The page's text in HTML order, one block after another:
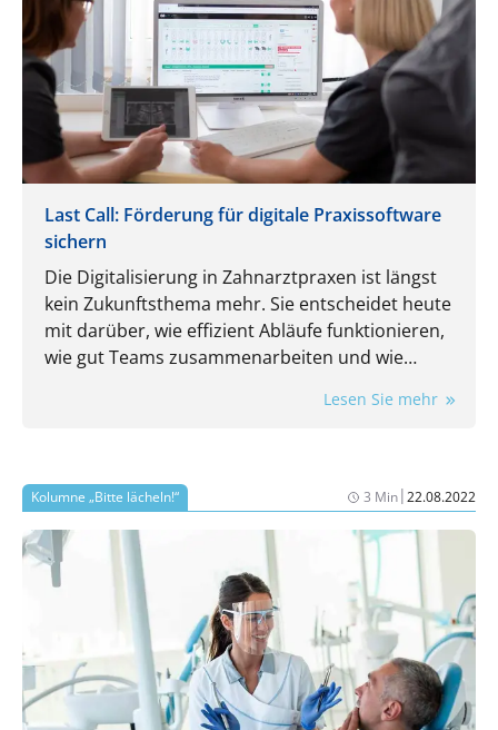
Last Call: Förderung für digitale Praxissoftware
sichern
Die Digitalisierung in Zahnarztpraxen ist längst
kein Zukunftsthema mehr. Sie entscheidet heute
mit darüber, wie effizient Abläufe funktionieren,
wie gut Teams zusammenarbeiten und wie
Lesen Sie mehr
Kolumne „Bitte lächeln!“ 3 Min|22.08.2022